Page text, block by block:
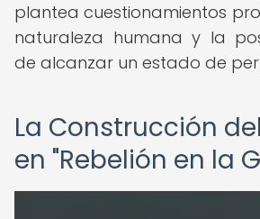
plantea cuestionamientos
naturaleza humana y la
de alcanzar un estado de
La Construcción
en "Rebelión en la